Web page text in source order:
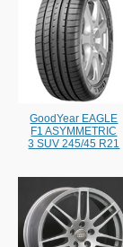
GoodYear EAGLE
F1 ASYMMETRIC
3 SUV 245/45 R21